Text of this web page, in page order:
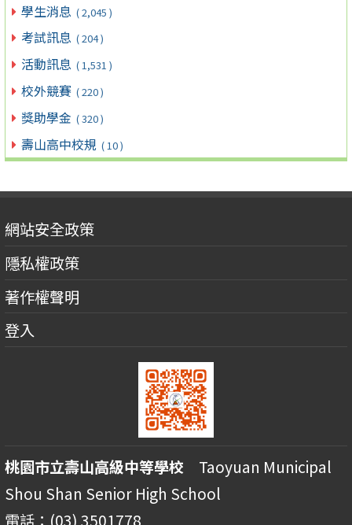
學生消息 ( 2,045 )
考試訊息 ( 204 )
活動訊息 ( 1,531 )
校外競賽 ( 220 )
獎助學金 ( 320 )
壽山高中校規 ( 10 )
網站安全政策
隱私權政策
著作權聲明
登入
桃園市立壽山高級中等學校 Taoyuan Municipal
Shou Shan Senior High School